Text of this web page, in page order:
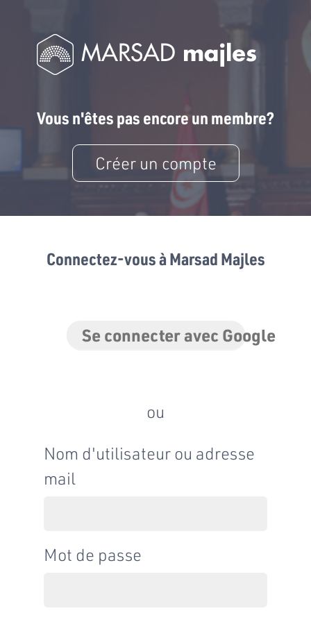
Vous n'êtes pas encore un membre?
Créer un compte
Connectez-vous à Marsad Majles
Se connecter avec Google
ou
Nom d'utilisateur ou adresse
mail
Mot de passe